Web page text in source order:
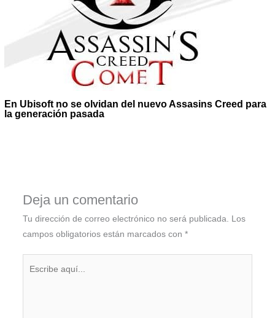
En Ubisoft no se olvidan del nuevo Assasins Creed para
la generación pasada
Deja un comentario
Tu dirección de correo electrónico no será publicada.
Los
campos obligatorios están marcados con *